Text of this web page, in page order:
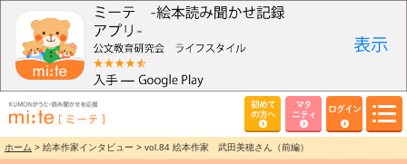
初めて
の方へ
マタ
ニティ
ログイン
ホーム > 絵本作家インタビュー > vol.84 絵本作家 武田美穂さん（前編）